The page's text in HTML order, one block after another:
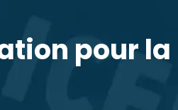
pour